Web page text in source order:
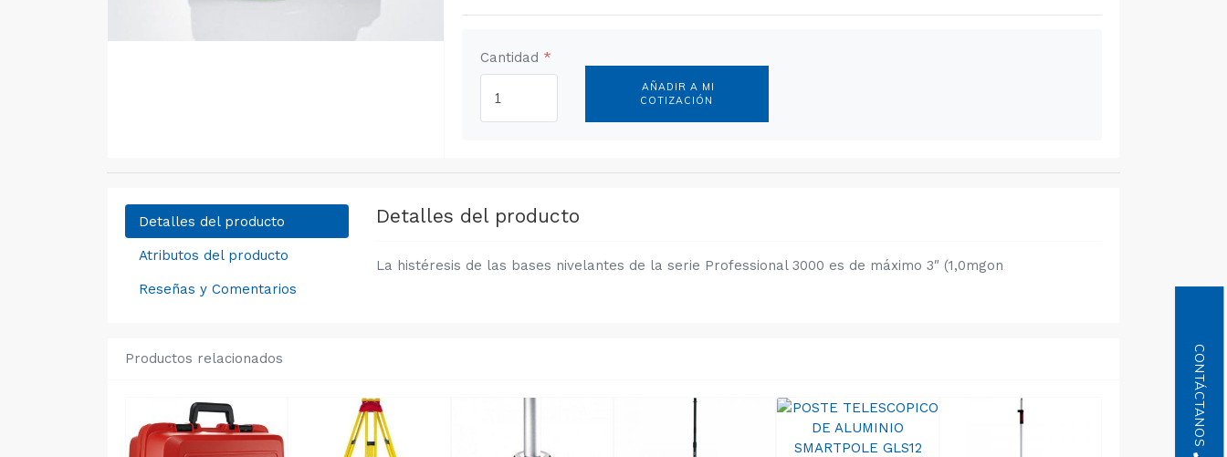
CONTÁCTANOS
Cantidad *
AÑADIR A MI
COTIZACIÓN
Detalles del producto
Atributos del producto
Reseñas y Comentarios
Detalles del producto
La histéresis de las bases nivelantes de la serie Professional 3000 es de máximo 3″ (1,0mgon
Productos relacionados